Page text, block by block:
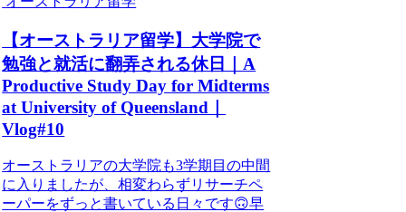
【オーストラリア留学】大学院で
勉強と就活に翻弄される休日｜A
Productive Study Day for Midterms
at University of Queensland｜
Vlog#10
オーストラリアの大学院も3学期目の中間
に入りましたが、相変わらずリサーチペ
ーパーをずっと書いている日々です🙃早